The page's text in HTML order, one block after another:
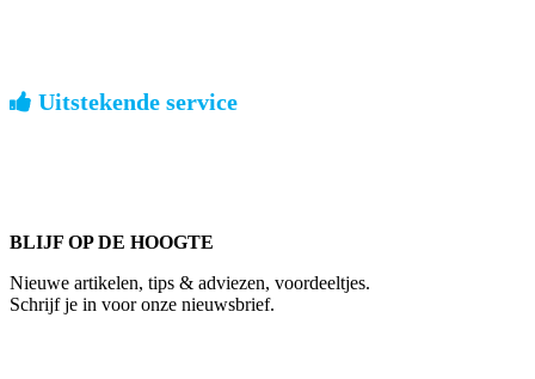
Uitstekende service
BLIJF OP DE HOOGTE
Nieuwe artikelen, tips & adviezen, voordeeltjes.
Schrijf je in voor onze nieuwsbrief.